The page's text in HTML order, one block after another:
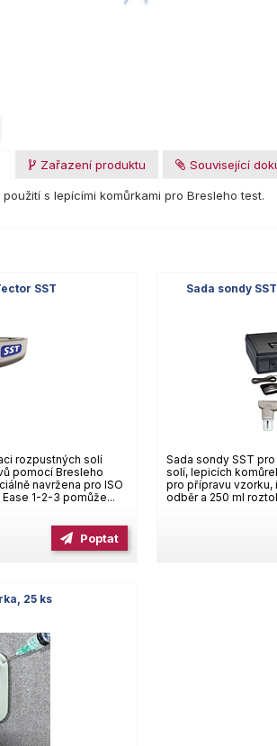
Zařazení produktu Související
s lepícími komůrkami pro Bresleho test.
SST
rozpustných solí
pomocí Bresleho
navržena pro ISO
1-2-3 pomůže...
Poptat
Sada sondy
Sada sondy SST
solí, lepicích
pro přípravu vzorku,
odběr a 250 ml
25 ks